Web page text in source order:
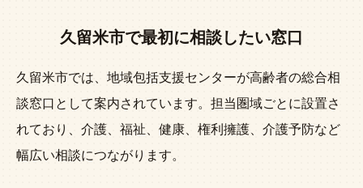
久留米市で最初に相談したい窓口
久留米市では、地域包括支援センターが高齢者の総合相
談窓口として案内されています。担当圏域ごとに設置さ
れており、介護、福祉、健康、権利擁護、介護予防など
幅広い相談につながります。